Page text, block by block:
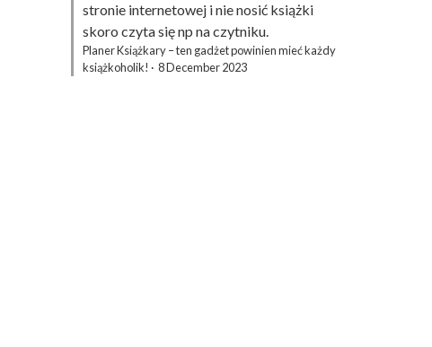
stronie internetowej i nie nosić książki
skoro czyta się np na czytniku.
Planer Książkary – ten gadżet powinien mieć każdy
książkoholik! · 8 December 2023